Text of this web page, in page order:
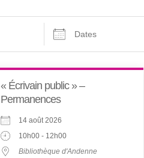
Dates
« Écrivain public » –
Permanences
14 août 2026
10h00 - 12h00
Bibliothèque d'Andenne